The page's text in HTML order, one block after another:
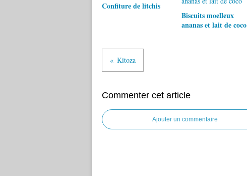
Confiture de litchis
Biscuits moelleux
ananas et lait de coco
Kitoza
Commenter cet article
Ajouter un commentaire